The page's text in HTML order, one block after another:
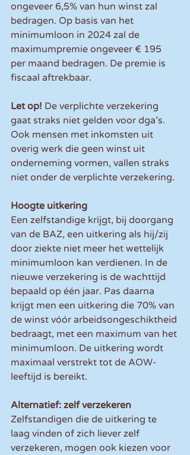
ongeveer 6,5% van hun winst zal
bedragen. Op basis van het
minimumloon in 2024 zal de
maximumpremie ongeveer € 195
per maand bedragen. De premie is
fiscaal aftrekbaar.
Let op! De verplichte verzekering
gaat straks niet gelden voor dga’s.
Ook mensen met inkomsten uit
overig werk die geen winst uit
onderneming vormen, vallen straks
niet onder de verplichte verzekering.
Hoogte uitkering
Een zelfstandige krijgt, bij doorgang
van de BAZ, een uitkering als hij/zij
door ziekte niet meer het wettelijk
minimumloon kan verdienen. In de
nieuwe verzekering is de wachttijd
bepaald op één jaar. Pas daarna
krijgt men een uitkering die 70% van
de winst vóór arbeidsongeschiktheid
bedraagt, met een maximum van het
minimumloon. De uitkering wordt
maximaal verstrekt tot de AOW-
leeftijd is bereikt.
Alternatief: zelf verzekeren
Zelfstandigen die de uitkering te
laag vinden of zich liever zelf
verzekeren, mogen ook kiezen voor